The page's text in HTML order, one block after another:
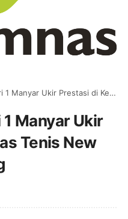
Prestasi di Kejurnas Tenis New Armada Magelang
Manyar Ukir
Tenis New